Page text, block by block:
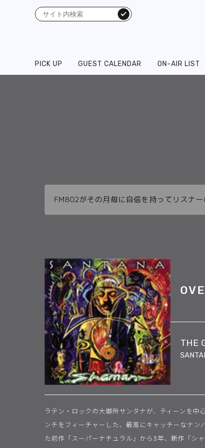
検索
PICK UP GUEST CALENDAR ON-AIR LIST
FM802がその月毎に自信を持ってリスナ
THE
ラテン・ロックの大御所サンタナが、ティーンを中
ンチをフィーチャーした、最高にキャッチーなナン
た前作「スーパーナチュラル」から3年、新作「シ